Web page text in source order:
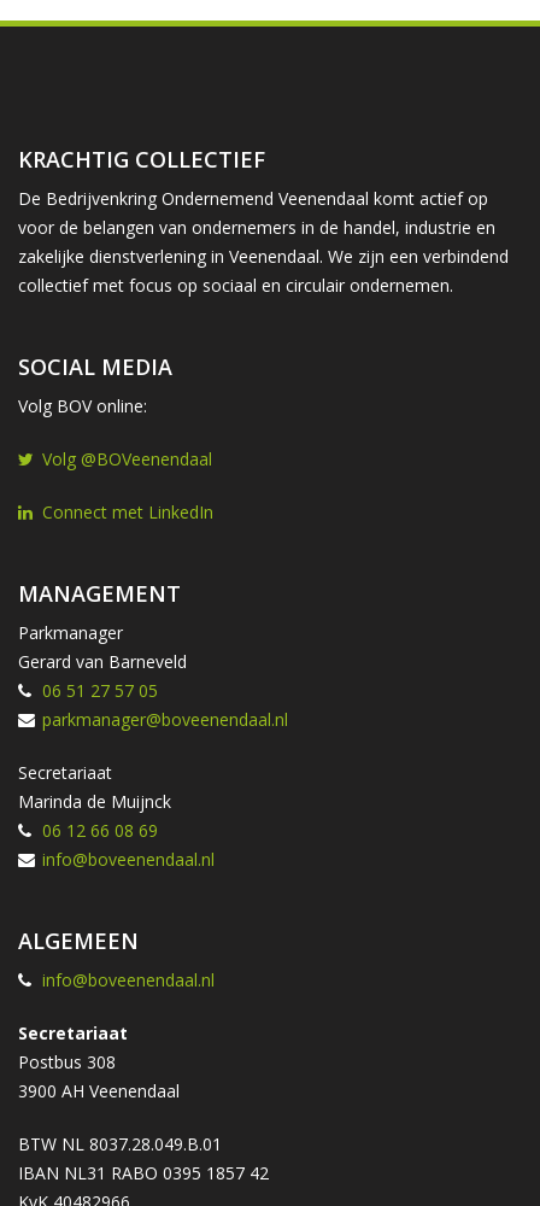
KRACHTIG COLLECTIEF
De Bedrijvenkring Ondernemend Veenendaal komt actief op
voor de belangen van ondernemers in de handel, industrie en
zakelijke dienstverlening in Veenendaal. We zijn een verbindend
collectief met focus op sociaal en circulair ondernemen.
SOCIAL MEDIA
Volg BOV online:
Volg @BOVeenendaal
Connect met LinkedIn
MANAGEMENT
Parkmanager
Gerard van Barneveld
06 51 27 57 05
parkmanager@boveenendaal.nl
Secretariaat
Marinda de Muijnck
06 12 66 08 69
info@boveenendaal.nl
ALGEMEEN
info@boveenendaal.nl
Secretariaat
Postbus 308
3900 AH Veenendaal
BTW NL 8037.28.049.B.01
IBAN NL31 RABO 0395 1857 42